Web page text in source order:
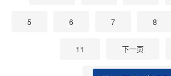
5 6 7 8
11 下一页